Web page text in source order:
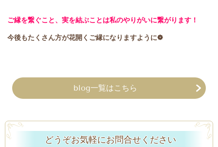
ご縁を繋ぐこと、実を結ぶことは私のやりがいに繋がります！
今後もたくさん方が花開くご縁になりますように❁
blog一覧はこちら
どうぞお気軽にお問合せください